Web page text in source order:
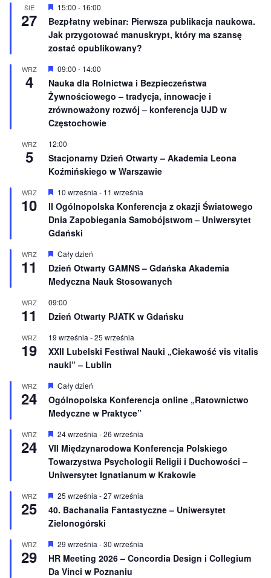
n
o
n
e
SIE
27
W
r
ó
ż
n
i
o
n
e
15:00 - 16:00
Bezpłatny webinar: Pierwsza publikacja naukowa.
Jak przygotować manuskrypt, który ma szansę
zostać opublikowany?
WRZ
4
W
r
ó
ż
n
i
n
e
09:00 - 14:00
Nauka dla Rolnictwa i Bezpieczeństwa
Żywnościowego – tradycja, innowacje i
zrównoważony rozwój – konferencja UJD w
Częstochowie
WRZ
5
12:00
Stacjonarny Dzień Otwarty – Akademia Leona
Koźmińskiego w Warszawie
WRZ
10
W
y
r
ó
ż
n
o
n
e
10 września - 11 września
II Ogólnopolska Konferencja z okazji Światowego
Dnia Zapobiegania Samobójstwom – Uniwersytet
Gdański
WRZ
11
W
y
r
ó
n
o
e
Cały dzień
Dzień Otwarty GAMNS – Gdańska Akademia
Medyczna Nauk Stosowanych
WRZ
11
09:00
Dzień Otwarty PJATK w Gdańsku
WRZ
19
19 września -25 września
XXII Lubelski Festiwal Nauki „Ciekawość vis vitalis
nauki” – Lublin
WRZ
24
W
r
ó
n
i
o
n
e
Cały dzień
Ogólnopolska Konferencja online „Ratownictwo
Medyczne w Praktyce”
WRZ
24
W
y
r
ó
ż
n
i
o
n
e
24 września -26 września
VII Międzynarodowa Konferencja Polskiego
Towarzystwa Psychologii Religii i Duchowości –
Uniwersytet Ignatianum w Krakowie
WRZ
25
W
r
ó
n
i
o
n
25 września -27 września
40. Bachanalia Fantastyczne – Uniwersytet
Zielonogórski
WRZ
29
W
y
r
ó
29 września -30 września
HR Meeting 2026 – Concordia Design i Collegium
Da Vinci w Poznaniu